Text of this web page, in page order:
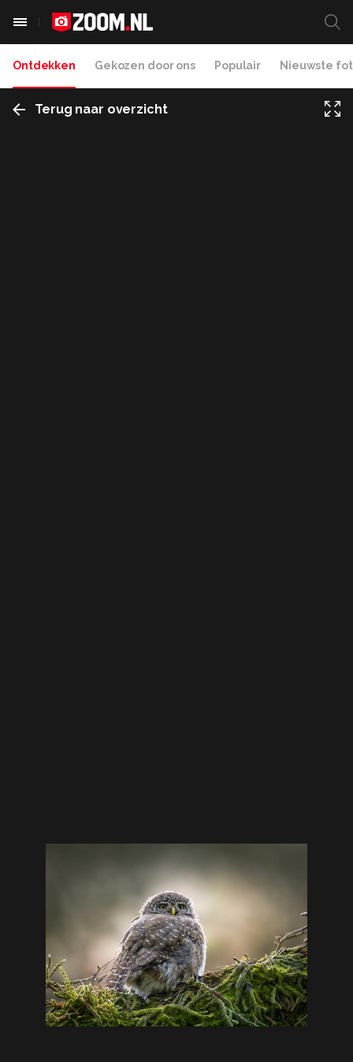
Ontdekken Gekozen door ons Populair Nieuwste
Terug naar overzicht